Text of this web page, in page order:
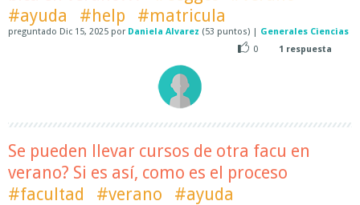
#ayuda
#help #matricula
preguntado Dic 15, 2025 por Daniela Alvarez (53 puntos) | Generales Ciencias
0
1 respuesta
Se pueden llevar cursos de otra facu en
verano? Si es así, como es el proceso
#facultad
#verano
#ayuda